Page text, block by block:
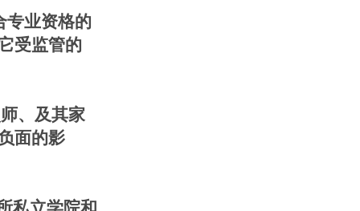
业资格的
受监管的
、及其家
面的影